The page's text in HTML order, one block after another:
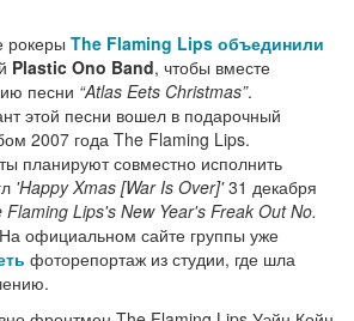
рокеры The Flaming Lips объединили
Plastic Ono Band, чтобы вместе
песни “Atlas Eets Christmas”.
этой песни вошел в подарочный
2007 года The Flaming Lips.
планируют совместно исполнить
'Happy Xmas [War Is Over]'31 декабря
Flaming Lips's New Year's Freak Out No.
официальном сайте группы уже
фоторепортаж из студии, где шла